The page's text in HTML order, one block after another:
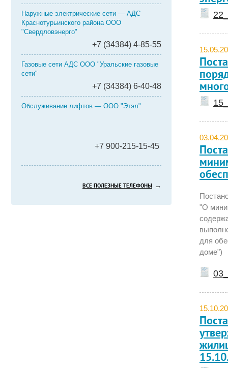
"О
для
доме")
Наружные электрические сети — АДС
Краснотурьинского района ООО
"Свердловэнерго"
+7 (34384) 4-85-55
Газовые сети АДС ООО "Уральские газовые
сети"
+7 (34384) 6-40-48
Обслуживание лифтов — ООО "Этэл"
+7 900-215-15-45
ВСЕ ПОЛЕЗНЫЕ ТЕЛЕФОНЫ →